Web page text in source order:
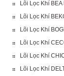
Lõi Lọc Khí BEA
Lõi Lọc Khí
Lõi Lọc Khí
Lõi Lọc Khí
Lõi Lọc Khí
Lõi Lọc Khí